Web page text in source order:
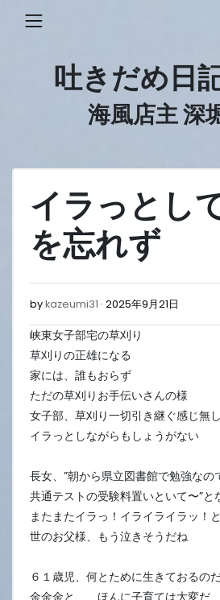
吐きだめ日
海風店主 深
イラっとし
を忘れず
bykazeumi31 2025年9月21日
峡東女子部宅の草刈り
草刈りの正雄になる
家には、誰もおらず
ただの草刈りお手伝いさんの様
女子部、草刈り一切引き継ぐ感じ無し
イラっとしながらもしょうがない
長女、”朝から県立図書館で勉強なの
共通テストの受験料置いといて〜”と
またまたイラっ！イライライラッ！
世のお父様、もう泣きそうだね
６１歳児、何とために生きておるの